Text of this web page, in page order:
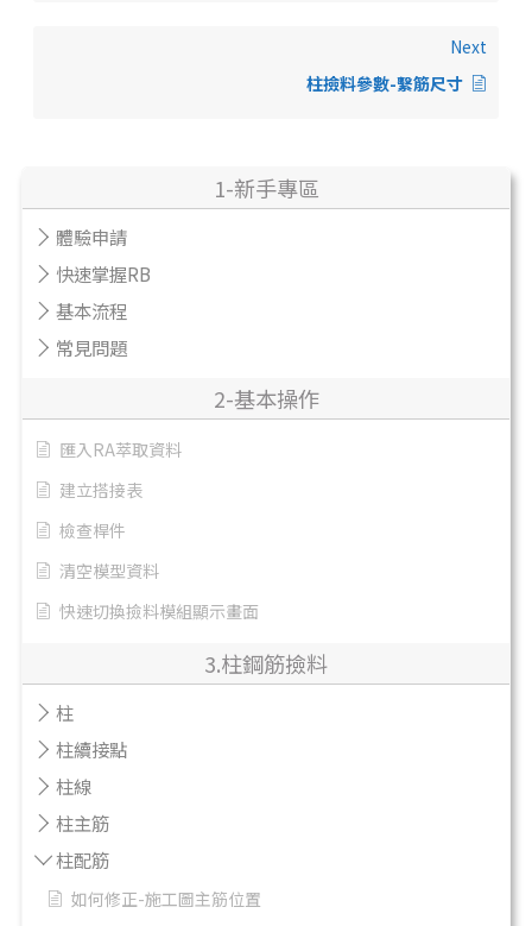
1-新手專區
體驗申請
快速掌握RB
基本流程
常見問題
2-基本操作
匯入RA萃取資料
建立搭接表
檢查桿件
清空模型資料
快速切換撿料模組顯示畫面
3.柱鋼筋撿料
柱
柱續接點
柱線
柱主筋
柱配筋
如何修正-施工圖主筋位置
Next
柱撿料參數-繫筋尺寸